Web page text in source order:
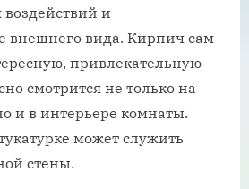
и
внешнего вида. Кирпич сам
привлекательную
смотрится не только на
и в интерьере комнаты.
может служить
стены.